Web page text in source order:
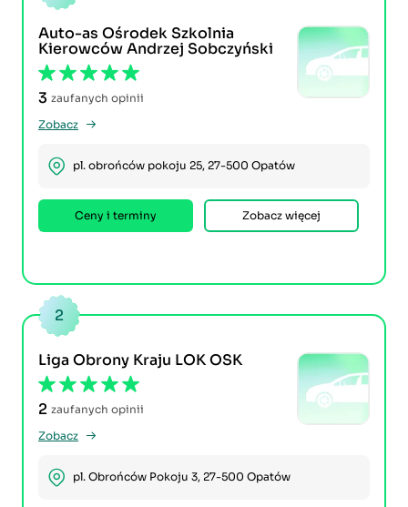
Auto-as Ośrodek Szkolnia
Kierowców Andrzej Sobczyński
3 zaufanych opinii
Zobacz
pl. obrońców pokoju 25, 27-500 Opatów
Ceny i terminy Zobacz więcej
2
Liga Obrony Kraju LOK OSK
2 zaufanych opinii
Zobacz
pl. Obrońców Pokoju 3, 27-500 Opatów